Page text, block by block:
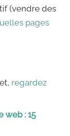
(vendre des
pages
regardez
web : 15